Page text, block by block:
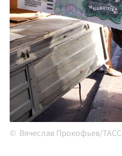
Вячеслав Прокофьев/ТАСС